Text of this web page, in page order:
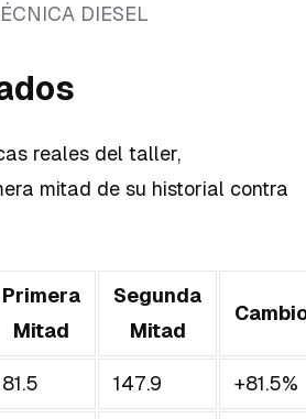
DIESEL
reales del taller,
mitad de su historial contra
Primera
Mitad
Segunda
Mitad
81.5 147.9 +81.5%